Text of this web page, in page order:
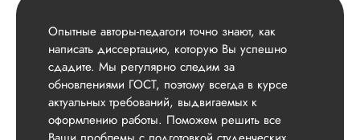
Опытные авторы-педагоги точно знают, как
написать диссертацию, которую Вы успешно
сдадите. Мы регулярно следим за
обновлениями ГОСТ, поэтому всегда в курсе
актуальных требований, выдвигаемых к
оформлению работы. Поможем решить все